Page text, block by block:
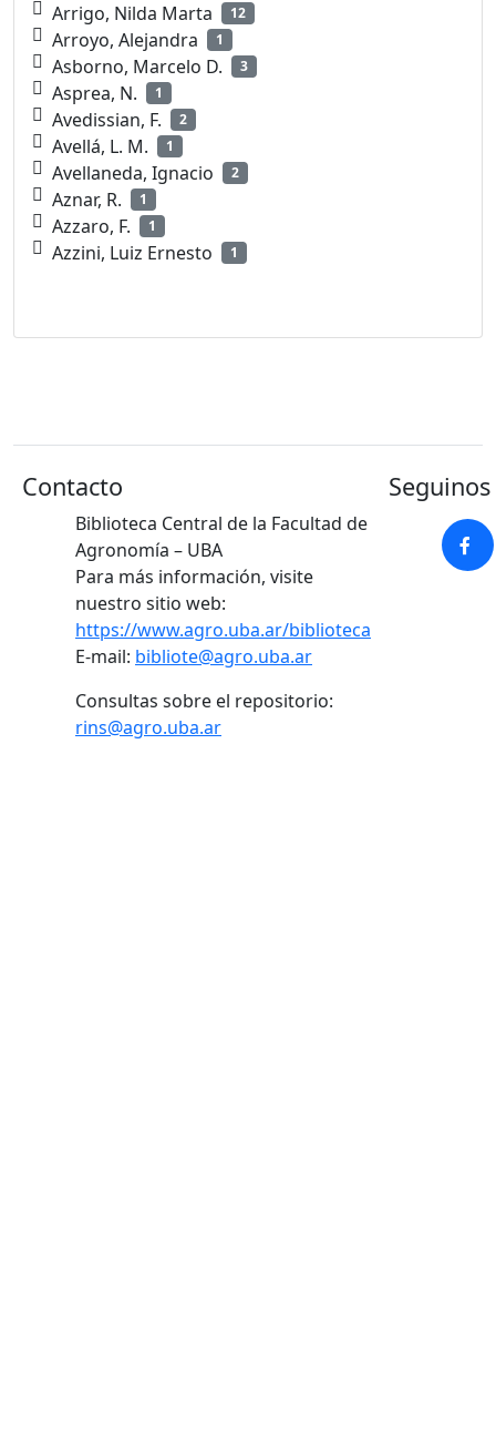
Arrigo, Nilda Marta 12
Arroyo, Alejandra 1
Asborno, Marcelo D. 3
Asprea, N. 1
Avedissian, F. 2
Avellá, L. M. 1
Avellaneda, Ignacio 2
Aznar, R. 1
Azzaro, F. 1
Azzini, Luiz Ernesto 1
Contacto
Biblioteca Central de la Facultad de
Agronomía – UBA
Para más información, visite
nuestro sitio web:
https://www.agro.uba.ar/biblioteca
E-mail: bibliote@agro.uba.ar
Consultas sobre el repositorio:
rins@agro.uba.ar